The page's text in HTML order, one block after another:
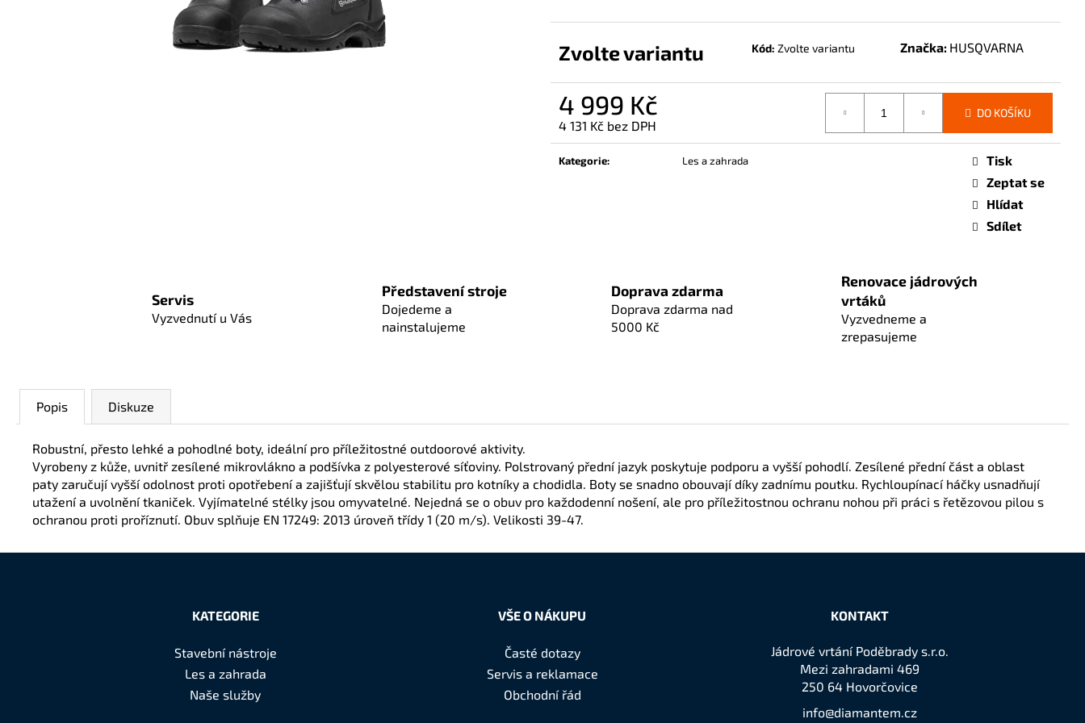
Zvolte variantu Kód: Zvolte variantu Značka: HUSQVARNA
4 999 Kč
4 131 Kč bez DPH
Měrná
cena:
DO KOŠÍKU
Kategorie: Les a zahrada
Tisk
Zeptat se
Hlídat
Sdílet
Servis
Vyzvednutí u Vás
Představení stroje
Dojedeme a
nainstalujeme
Doprava zdarma
Doprava zdarma nad
5000 Kč
Renovace jádrových
vrtáků
Vyzvedneme a
zrepasujeme
Popis Diskuze
Robustní, přesto lehké a pohodlné boty, ideální pro příležitostné outdoorové aktivity.
Vyrobeny z kůže, uvnitř zesílené mikrovlákno a podšívka z polyesterové síťoviny. Polstrovaný přední jazyk poskytuje podporu a vyšší pohodlí. Zesílené přední část a oblast
paty zaručují vyšší odolnost proti opotřebení a zajišťují skvělou stabilitu pro kotníky a chodidla. Boty se snadno obouvají díky zadnímu poutku. Rychloupínací háčky usnadňují
utažení a uvolnění tkaniček. Vyjímatelné stélky jsou omyvatelné. Nejedná se o obuv pro každodenní nošení, ale pro příležitostnou ochranu nohou při práci s řetězovou pilou s
ochranou proti proříznutí. Obuv splňuje EN 17249: 2013 úroveň třídy 1 (20 m/s). Velikosti 39-47.
KATEGORIE
Stavební nástroje
Les a zahrada
Naše služby
VŠE O NÁKUPU
Časté dotazy
Servis a reklamace
Obchodní řád
KONTAKT
Jádrové vrtání Poděbrady s.r.o.
Mezi zahradami 469
250 64 Hovorčovice
info@diamantem.cz